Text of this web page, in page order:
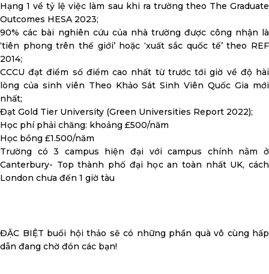
Hạng 1 về tỷ lệ việc làm sau khi ra trường theo The Graduate
Outcomes HESA 2023;
90% các bài nghiên cứu của nhà trường được công nhận là
‘tiên phong trên thế giới’ hoặc ‘xuất sắc quốc tế’ theo REF
2014;
CCCU đạt điểm số điểm cao nhất từ trước tới giờ về độ hài
lòng của sinh viên Theo Khảo Sát Sinh Viên Quốc Gia mới
nhất;
Đạt Gold Tier University (Green Universities Report 2022);
Học phí phải chăng: khoảng £500/năm
Học bổng £1.500/năm
Trường có 3 campus hiện đại với campus chính nằm ở
Canterbury- Top thành phố đại học an toàn nhất UK, cách
London chưa đến 1 giờ tàu
ĐẶC BIỆT buổi hội thảo sẽ có những phần quà vô cùng hấp
dẫn đang chờ đón các bạn!